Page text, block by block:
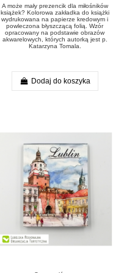
A może mały prezencik dla miłośników
książek? Kolorowa zakładka do książki
wydrukowana na papierze kredowym i
powleczona błyszczącą folią. Wzór
opracowany na podstawie obrazów
akwarelowych, których autorką jest p.
Katarzyna Tomala.
Dodaj do koszyka